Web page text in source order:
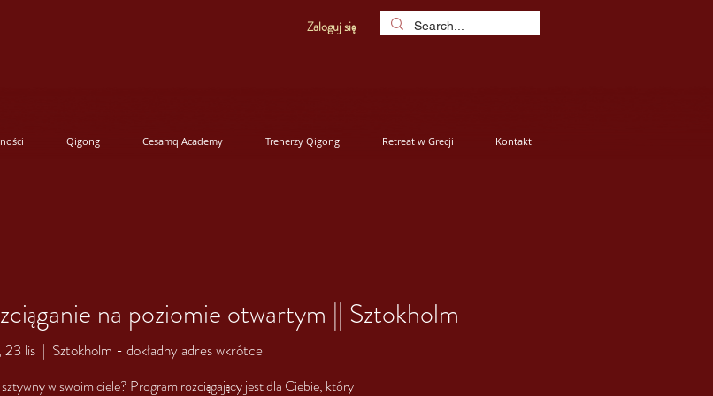
Zaloguj się
Qigong Cesamq Academy Trenerzy Qigong Retreat w Grecji Kontakt
na poziomie otwartym || Sztokholm
23 lis
  |
Sztokholm - dokładny adres wkrótce
w swoim ciele? Program rozciągający jest dla Ciebie, który